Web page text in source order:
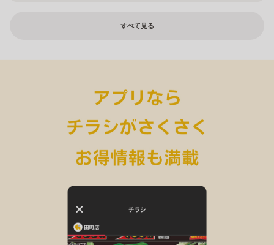
すべて見る